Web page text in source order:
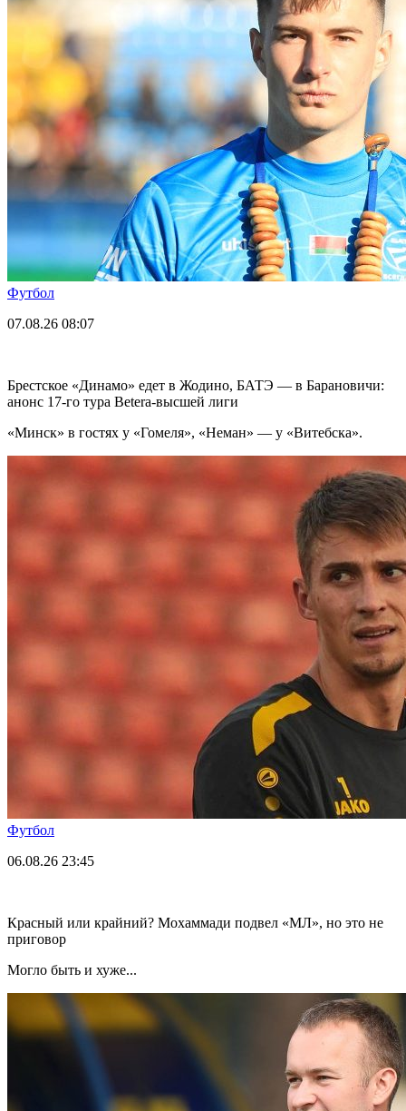
Футбол
07.08.26 08:07
Брестское «Динамо» едет в Жодино, БАТЭ — в Барановичи:
анонс 17-го тура Betera-высшей лиги
«Минск» в гостях у «Гомеля», «Неман» — у «Витебска».
Футбол
06.08.26 23:45
Красный или крайний? Мохаммади подвел «МЛ», но это не
приговор
Могло быть и хуже...